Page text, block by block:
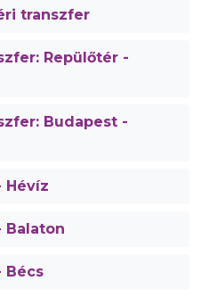
transzfer
Repülőtér -
Budapest -
Hévíz
Balaton
Bécs